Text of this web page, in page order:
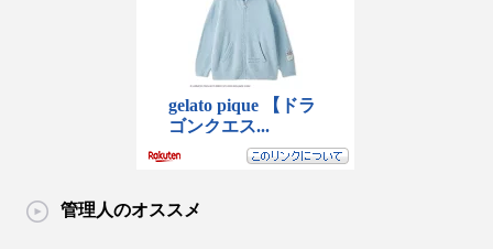
管理人のオススメ